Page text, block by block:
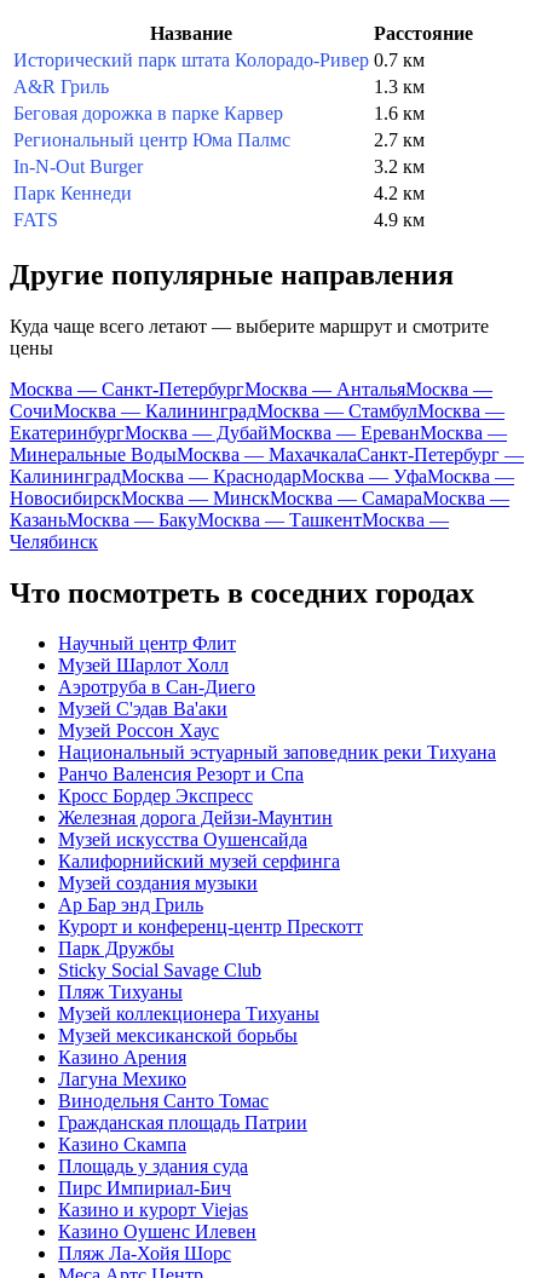
Название
Расстояние
Исторический парк штата Колорадо-Ривер 0.7 км
A&R Гриль
1.3 км
Беговая дорожка в парке Карвер
1.6 км
Региональный центр Юма Палмс
2.7 км
In-N-Out Burger
3.2 км
Парк Кеннеди
4.2 км
FATS
4.9 км
Другие популярные направления
Куда чаще всего летают — выберите маршрут и смотрите
цены
Москва — Санкт-ПетербургМосква — АнтальяМосква —
СочиМосква — КалининградМосква — СтамбулМосква —
ЕкатеринбургМосква — ДубайМосква — ЕреванМосква —
Минеральные ВодыМосква — МахачкалаСанкт-Петербург —
КалининградМосква — КраснодарМосква — УфаМосква —
НовосибирскМосква — МинскМосква — СамараМосква —
КазаньМосква — БакуМосква — ТашкентМосква —
Челябинск
Что посмотреть в соседних городах
Научный центр Флит
Музей Шарлот Холл
Аэротруба в Сан-Диего
Музей С'эдав Ва'аки
Музей Россон Хаус
Национальный эстуарный заповедник реки Тихуана
Ранчо Валенсия Резорт и Спа
Кросс Бордер Экспресс
Железная дорога Дейзи-Маунтин
Музей искусства Оушенсайда
Калифорнийский музей серфинга
Музей создания музыки
Ар Бар энд Гриль
Курорт и конференц-центр Прескотт
Парк Дружбы
Sticky Social Savage Club
Пляж Тихуаны
Музей коллекционера Тихуаны
Музей мексиканской борьбы
Казино Арения
Лагуна Мехико
Винодельня Санто Томас
Гражданская площадь Патрии
Казино Скампа
Площадь у здания суда
Пирс Импириал-Бич
Казино и курорт Viejas
Казино Оушенс Илевен
Пляж Ла-Хойя Шорс